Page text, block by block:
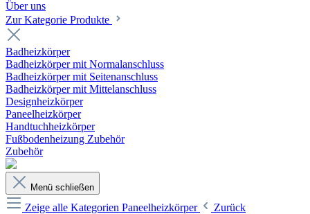
Über uns
Zur Kategorie Produkte
Badheizkörper
Badheizkörper mit Normalanschluss
Badheizkörper mit Seitenanschluss
Badheizkörper mit Mittelanschluss
Designheizkörper
Paneelheizkörper
Handtuchheizkörper
Fußbodenheizung Zubehör
Zubehör
Menü schließen
Zeige alle Kategorien Paneelheizkörper
Zurück